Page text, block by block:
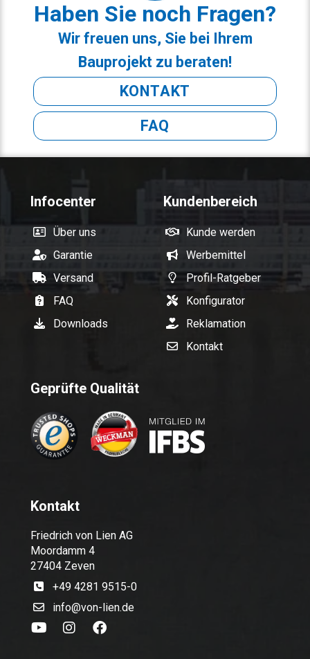
Haben Sie noch Fragen?
Wir freuen uns, Sie bei Ihrem
Bauprojekt zu beraten!
KONTAKT
FAQ
Infocenter
Über uns
Garantie
Versand
FAQ
Downloads
Kundenbereich
Kunde werden
Werbemittel
Profil-Ratgeber
Konfigurator
Reklamation
Kontakt
Geprüfte Qualität
Kontakt
Friedrich von Lien AG
Moordamm 4
27404 Zeven
+49 4281 9515-0
info@von-lien.de